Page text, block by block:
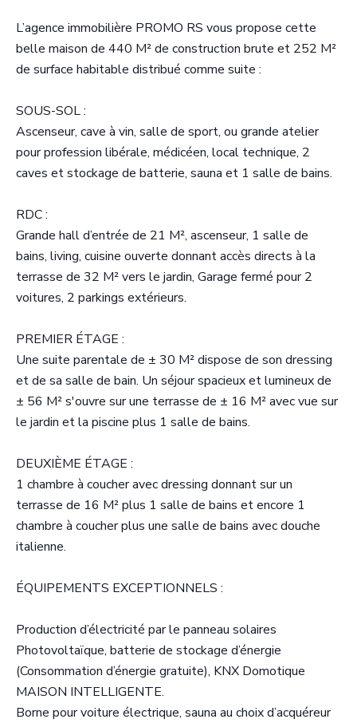
L’agence immobilière PROMO RS vous propose cette
belle maison de 440 M² de construction brute et 252 M²
de surface habitable distribué comme suite :
SOUS-SOL :
Ascenseur, cave à vin, salle de sport, ou grande atelier
pour profession libérale, médicéen, local technique, 2
caves et stockage de batterie, sauna et 1 salle de bains.
RDC :
Grande hall d’entrée de 21 M², ascenseur, 1 salle de
bains, living, cuisine ouverte donnant accès directs à la
terrasse de 32 M² vers le jardin, Garage fermé pour 2
voitures, 2 parkings extérieurs.
PREMIER ÉTAGE :
Une suite parentale de ± 30 M² dispose de son dressing
et de sa salle de bain. Un séjour spacieux et lumineux de
± 56 M² s'ouvre sur une terrasse de ± 16 M² avec vue sur
le jardin et la piscine plus 1 salle de bains.
DEUXIÈME ÉTAGE :
1 chambre à coucher avec dressing donnant sur un
terrasse de 16 M² plus 1 salle de bains et encore 1
chambre à coucher plus une salle de bains avec douche
italienne.
ÉQUIPEMENTS EXCEPTIONNELS :
Production d’électricité par le panneau solaires
Photovoltaïque, batterie de stockage d’énergie
(Consommation d’énergie gratuite), KNX Domotique
MAISON INTELLIGENTE.
Borne pour voiture électrique, sauna au choix d’acquéreur